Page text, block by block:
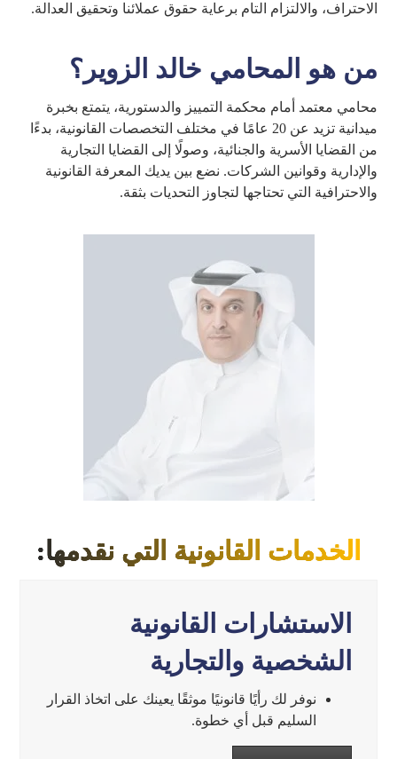
الاحتراف، والالتزام التام برعاية حقوق عملائنا وتحقيق العدالة.
من هو المحامي خالد الزوير؟
محامي معتمد أمام محكمة التمييز والدستورية، يتمتع بخبرة
ميدانية تزيد عن 20 عامًا في مختلف التخصصات القانونية، بدءًا
من القضايا الأسرية والجنائية، وصولًا إلى القضايا التجارية
والإدارية وقوانين الشركات. نضع بين يديك المعرفة القانونية
والاحترافية التي تحتاجها لتجاوز التحديات بثقة.
الخدمات القانونية التي نقدمها:
الاستشارات القانونية
الشخصية والتجارية
نوفر لك رأيًا قانونيًا موثقًا يعينك على اتخاذ القرار
السليم قبل أي خطوة.